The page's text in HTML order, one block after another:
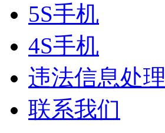
5S手机
4S手机
违法信息处理
联系我们